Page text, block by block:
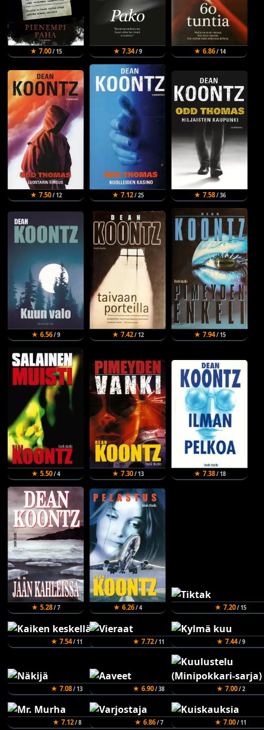
★ 7.00/ 15 ★ 7.34/ 9 ★ 6.86/ 14
★ 7.50/ 12 ★ 7.12/ 25 ★ 7.58/ 36
★ 6.56/ 9 ★ 7.42/ 12 ★ 7.94/ 15
★ 5.50/ 4 ★ 7.30/ 13 ★ 7.38/ 18
★ 5.28/ 7 ★ 6.26/ 4 ★ 7.20/ 15
★ 7.54/ 11 ★ 7.72/ 11 ★ 7.44/ 9
★ 7.08/ 13 ★ 6.90/ 38 ★ 7.00/ 2
★ 7.12/ 8 ★ 6.86/ 7 ★ 7.00/ 11